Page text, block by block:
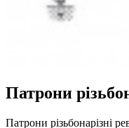
Патрони
Патрони різьбонарізні